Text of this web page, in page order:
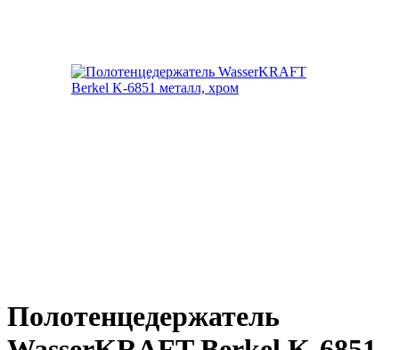
Полотенцедержатель